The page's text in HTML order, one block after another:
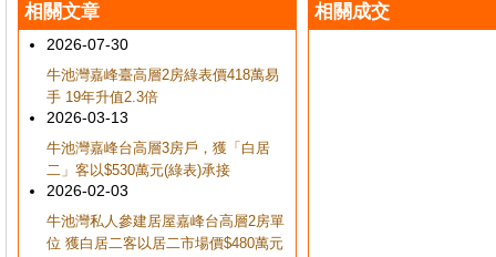
相關文章
2026-07-30
牛池灣嘉峰臺高層2房綠表價418萬易
手 19年升值2.3倍
2026-03-13
牛池灣嘉峰台高層3房戶，獲「白居
二」客以$530萬元(綠表)承接
2026-02-03
牛池灣私人參建居屋嘉峰台高層2房單
位 獲白居二客以居二市場價$480萬元
相關成交